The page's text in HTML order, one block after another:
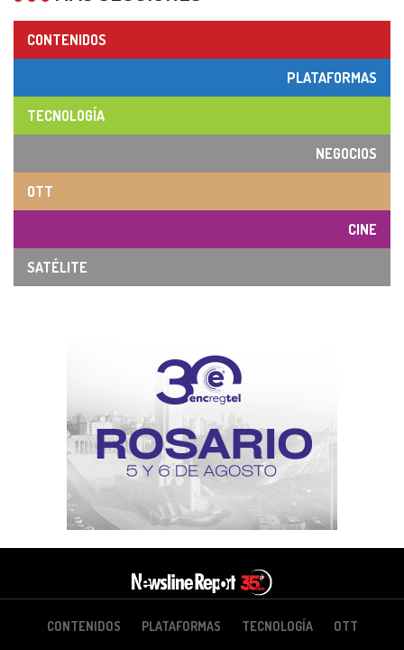
CONTENIDOS
PLATAFORMAS
TECNOLOGÍA
NEGOCIOS
OTT
CINE
SATÉLITE
CONTENIDOS PLATAFORMAS TECNOLOGÍA OTT